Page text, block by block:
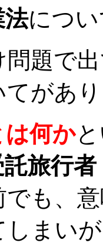
法につ
問題で
てがあ
は何か
旅行
でも、
しまい